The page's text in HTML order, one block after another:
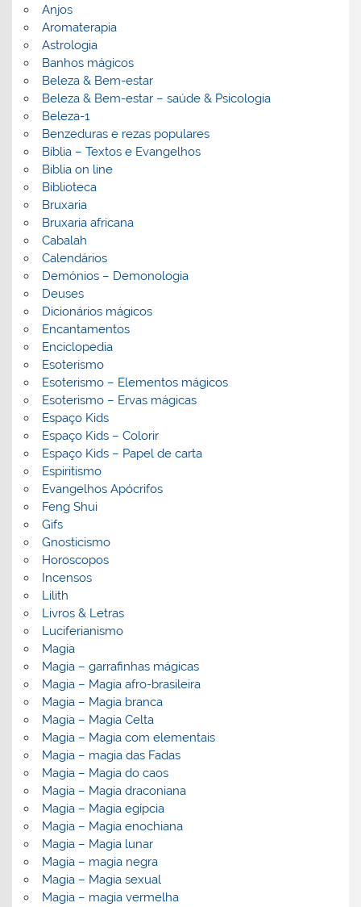
Anjos
Aromaterapia
Astrologia
Banhos mágicos
Beleza & Bem-estar
Beleza & Bem-estar – saúde & Psicologia
Beleza-1
Benzeduras e rezas populares
Bíblia – Textos e Evangelhos
Biblia on line
Biblioteca
Bruxaria
Bruxaria africana
Cabalah
Calendários
Demónios – Demonologia
Deuses
Dicionários mágicos
Encantamentos
Enciclopedia
Esoterismo
Esoterismo – Elementos mágicos
Esoterismo – Ervas mágicas
Espaço Kids
Espaço Kids – Colorir
Espaço Kids – Papel de carta
Espiritismo
Evangelhos Apócrifos
Feng Shui
Gifs
Gnosticismo
Horoscopos
Incensos
Lilith
Livros & Letras
Luciferianismo
Magia
Magia – garrafinhas mágicas
Magia – Magia afro-brasileira
Magia – Magia branca
Magia – Magia Celta
Magia – Magia com elementais
Magia – magia das Fadas
Magia – Magia do caos
Magia – Magia draconiana
Magia – Magia egípcia
Magia – Magia enochiana
Magia – Magia lunar
Magia – magia negra
Magia – Magia sexual
Magia – magia vermelha